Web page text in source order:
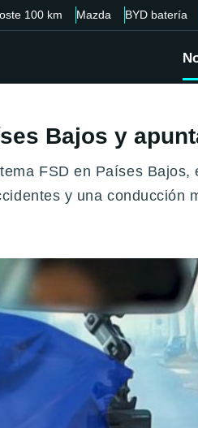
100 km Mazda BYD batería
Bajos y
FSD en Países
y una